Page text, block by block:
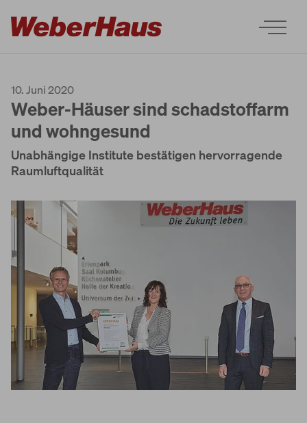
10. Juni 2020
Weber-Häuser sind schadstoffarm
und wohngesund
Unabhängige Institute bestätigen hervorragende
Raumluftqualität
Häuser
Bauweise
Erleben
Services
World of Living